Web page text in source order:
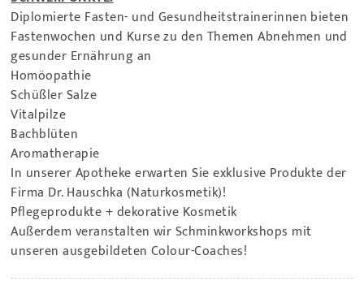
Diplomierte Fasten- und Gesundheitstrainerinnen bieten
Fastenwochen und Kurse zu den Themen Abnehmen und
gesunder Ernährung an
Homöopathie
Schüßler Salze
Vitalpilze
Bachblüten
Aromatherapie
In unserer Apotheke erwarten Sie exklusive Produkte der
Firma Dr. Hauschka (Naturkosmetik)!
Pflegeprodukte + dekorative Kosmetik
Außerdem veranstalten wir Schminkworkshops mit
unseren ausgebildeten Colour-Coaches!